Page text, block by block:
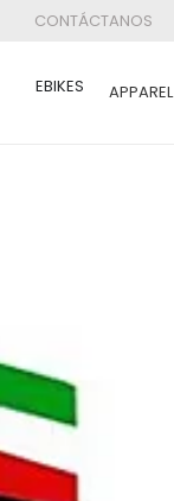
CONTÁCTANOS
EBIKES APPAREL